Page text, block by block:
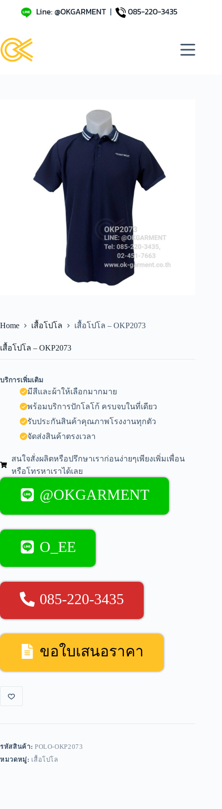
Line: @OKGARMENT| 085-220-3435
Home เสื้อโปโล เสื้อโปโล – OKP2073
เสื้อโปโล – OKP2073
บริการเพิ่มเติม
มีสีและผ้าให้เลือกมากมาย
พร้อมบริการปักโลโก้ ครบจบในที่เดียว
รับประกันสินค้าคุณภาพโรงงานทุกตัว
จัดส่งสินค้าตรงเวลา
สนใจสั่งผลิตหรือปรึกษาเราก่อนง่ายๆเพียงเพิ่มเพื่อน
หรือโทรหาเราได้เลย
@OKGARMENT
O_EE
085-220-3435
ขอใบเสนอราคา
รหัสสินค้า: POLO-OKP2073
หมวดหมู่: เสื้อโปโล